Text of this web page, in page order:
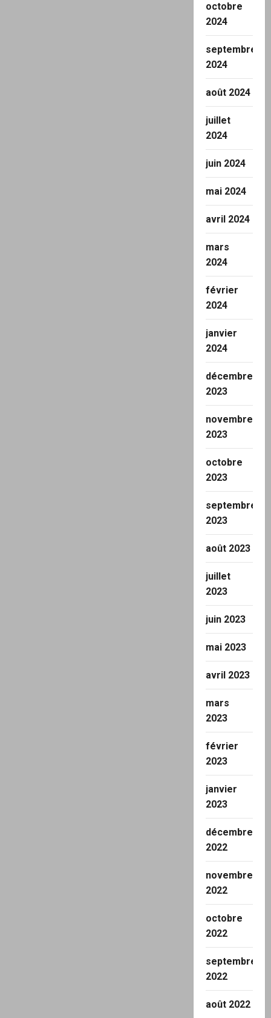
octobre
2024
septembre
2024
août 2024
juillet
2024
juin 2024
mai 2024
avril 2024
mars
2024
février
2024
janvier
2024
décembre
2023
novembre
2023
octobre
2023
septembre
2023
août 2023
juillet
2023
juin 2023
mai 2023
avril 2023
mars
2023
février
2023
janvier
2023
décembre
2022
novembre
2022
octobre
2022
septembre
2022
août 2022